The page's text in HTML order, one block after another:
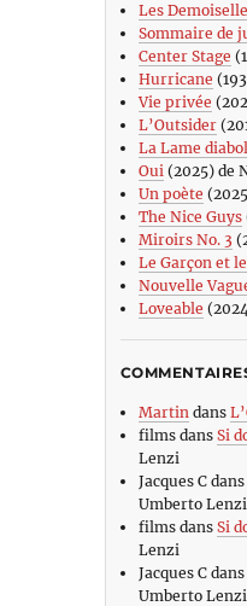
Les
Sommaire de
Center Stage
Hurricane
Vie privée
L’Outsider
La Lame
Oui(2025) de
Un poète
The Nice Guys
Miroirs No. 3
Le Garçon et
Nouvelle
Loveable
Martin dans
filmsdans Si
Lenzi
Jacques Cdans
Umberto Lenzi
filmsdans Si
Lenzi
Jacques Cdans
Umberto Lenzi